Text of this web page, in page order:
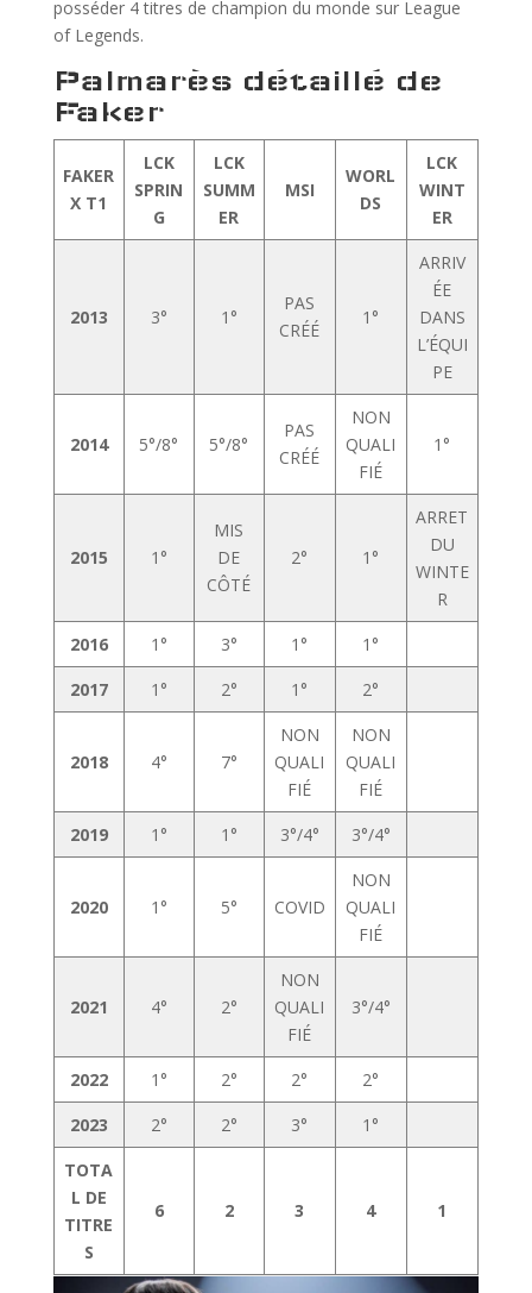
posséder 4 titres de champion du monde sur League
of Legends.
Palmarès détaillé de
Faker
FAKER
X T1
LCK
SPRIN
G
LCK
SUMM
ER
MSI
WORL
DS
LCK
WINT
ER
2013 3° 1°
PAS
CRÉÉ
1°
ARRIV
ÉE
DANS
L’ÉQUI
PE
2014 5°/8° 5°/8°
PAS
CRÉÉ
NON
QUALI
FIÉ
1°
2015 1°
MIS
DE
CÔTÉ
2° 1°
ARRET
DU
WINTE
R
2016
1° 3° 1°
1°
2017
1° 2° 1° 2°
2018 4° 7°
NON
QUALI
FIÉ
NON
QUALI
FIÉ
2019
1° 1° 3°/4° 3°/4°
2020 1° 5° COVID
NON
QUALI
FIÉ
2021 4° 2°
NON
QUALI
FIÉ
3°/4°
2022 1° 2° 2°
2°
2023
2° 2° 3°
1°
TOTA
L DE
TITRE
S
6 2 3 4 1